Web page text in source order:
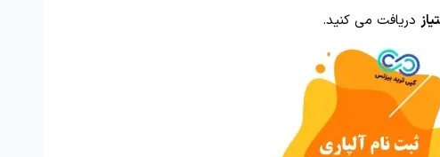
دریافت می‌ کنید.